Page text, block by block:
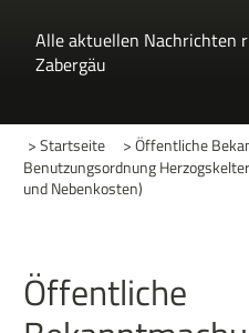
Alle aktuellen Nachrichten
Zabergäu
> Startseite > Öffentliche
Benutzungsordnung
und Nebenkosten)
Öffentliche